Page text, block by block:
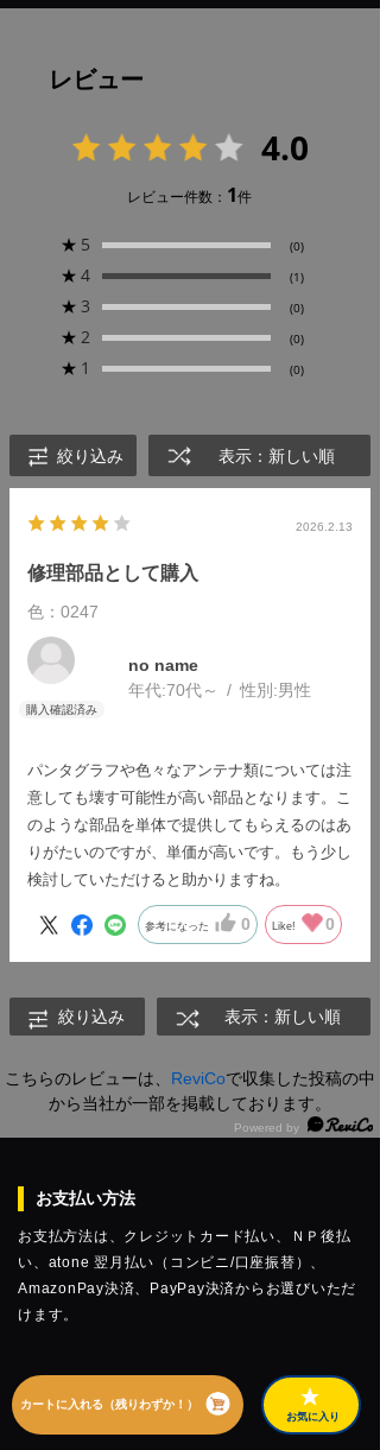
レビュー
4.0
レビュー件数： 1件
★ 5 (0)
★ 4 (1)
★ 3 (0)
★ 2 (0)
★ 1 (0)
絞り込み 表示：新しい順
2026.2.13
修理部品として購入
色：0247
no name
年代:70代～ 性別:男性
パンタグラフや色々なアンテナ類については注
意しても壊す可能性が高い部品となります。こ
のような部品を単体で提供してもらえるのはあ
りがたいのですが、単価が高いです。もう少し
検討していただけると助かりますね。
参考になった 0 Like! 0
絞り込み 表示：新しい順
こちらのレビューは、 ReviCoで収集した投稿の中
から当社が一部を掲載しております。
お支払い方法
お支払方法は、クレジットカード払い、ＮＰ後払
い、atone 翌月払い（コンビニ/口座振替）、
AmazonPay決済、PayPay決済からお選びいただ
けます。
カートに入れる（残りわずか！）
お気に入り